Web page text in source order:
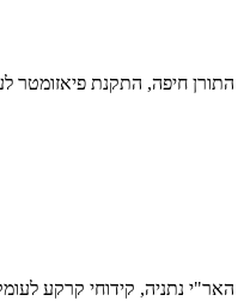
התורן חיפה, התקנת פיאזומטר לעומק
האר"י נתניה, קידוחי קרקע לעומק של